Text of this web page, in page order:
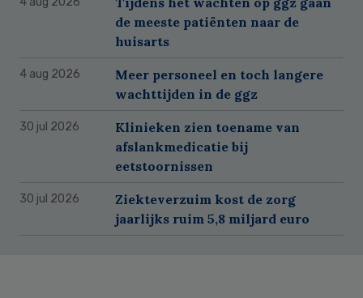
de meeste patiënten naar de
huisarts
4 aug 2026
Meer personeel en toch langere
wachttijden in de ggz
30 jul 2026
Klinieken zien toename van
afslankmedicatie bij
eetstoornissen
30 jul 2026
Ziekteverzuim kost de zorg
jaarlijks ruim 5,8 miljard euro